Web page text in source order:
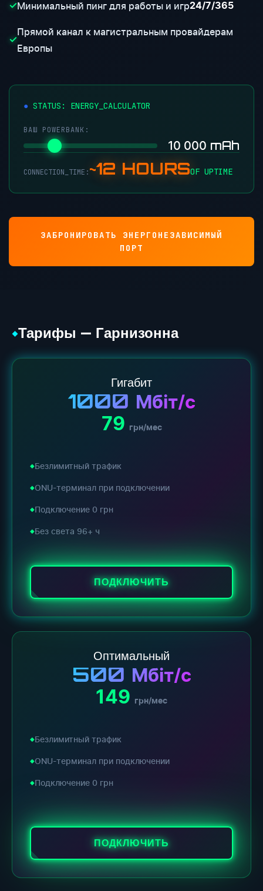
✓Минимальный пинг для работы и игр24/7/365
✓
Прямой канал к магистральным провайдерам
Европы
STATUS: ENERGY_CALCULATOR
ВАШ POWERBANK:
10 000 mAh
CONNECTION_TIME:~12 HOURSOF UPTIME
ЗАБРОНИРОВАТЬ ЭНЕРГОНЕЗАВИСИМЫЙ
ПОРТ
◆Тарифы — Гарнизонна
Гигабит
1000 Мбіт/с
79 грн/мес
Безлимитный трафик
ONU-терминал при подключении
Подключение 0 грн
Без света 96+ ч
ПОДКЛЮЧИТЬ
Оптимальный
500 Мбіт/с
149 грн/мес
Безлимитный трафик
ONU-терминал при подключении
Подключение 0 грн
ПОДКЛЮЧИТЬ